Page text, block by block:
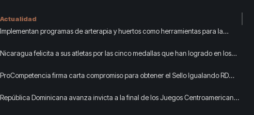
Actualidad
Implementan programas de arterapia y huertos como herramientas para la
Nicaragua felicita a sus atletas por las cinco medallas que han logrado en los
ProCompetencia firma carta compromiso para obtener el Sello Igualando RD
República Dominicana avanza invicta a la final de los Juegos Centroamericanos